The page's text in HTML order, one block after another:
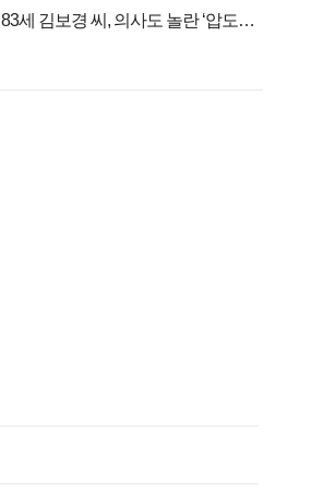
83세 김보경 씨, 의사도 놀란 ‘압도적